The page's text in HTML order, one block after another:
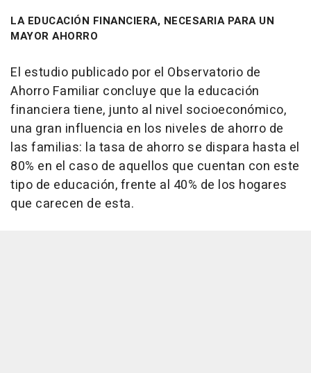
LA EDUCACIÓN FINANCIERA, NECESARIA PARA UN
MAYOR AHORRO
El estudio publicado por el Observatorio de
Ahorro Familiar concluye que la educación
financiera tiene, junto al nivel socioeconómico,
una gran influencia en los niveles de ahorro de
las familias: la tasa de ahorro se dispara hasta el
80% en el caso de aquellos que cuentan con este
tipo de educación, frente al 40% de los hogares
que carecen de esta.